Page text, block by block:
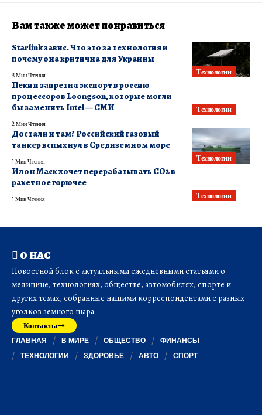
Вам также может понравиться
Технологии
Starlink завис. Что это за технология и
почему она критична для Украины
3 Мин Чтения
Технологии
Пекин запретил экспорт в россию
процессоров Loongson, которые могли
бы заменить Intel — СМИ
2 Мин Чтения
Технологии
Достали и там? Российский газовый
танкер вспыхнул в Средиземном море
1 Мин Чтения
Технологии
Илон Маск хочет перерабатывать CO2 в
ракетное горючее
1 Мин Чтения
О НАС
Новостной блок с актуальными ежедневными статьями о
медицине, технологиях, обществе, автомобилях, спорте и
других темах, собранные нашими корреспондентами с разных
уголков земного шара.
Контакты
ГЛАВНАЯ В МИРЕ ОБЩЕСТВО
ФИНАНСЫ
ТЕХНОЛОГИИ
ЗДОРОВЬЕ АВТО СПОРТ